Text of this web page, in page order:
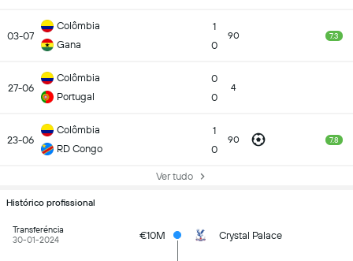
03-07
Colômbia
Gana
1
0
90 7.3
27-06
Colômbia
Portugal
0
0
4
23-06
Colômbia
RD Congo
1
0
90 7.8
Ver tudo
Histórico profissional
Transferéncia
30-01-2024
€10M Crystal Palace